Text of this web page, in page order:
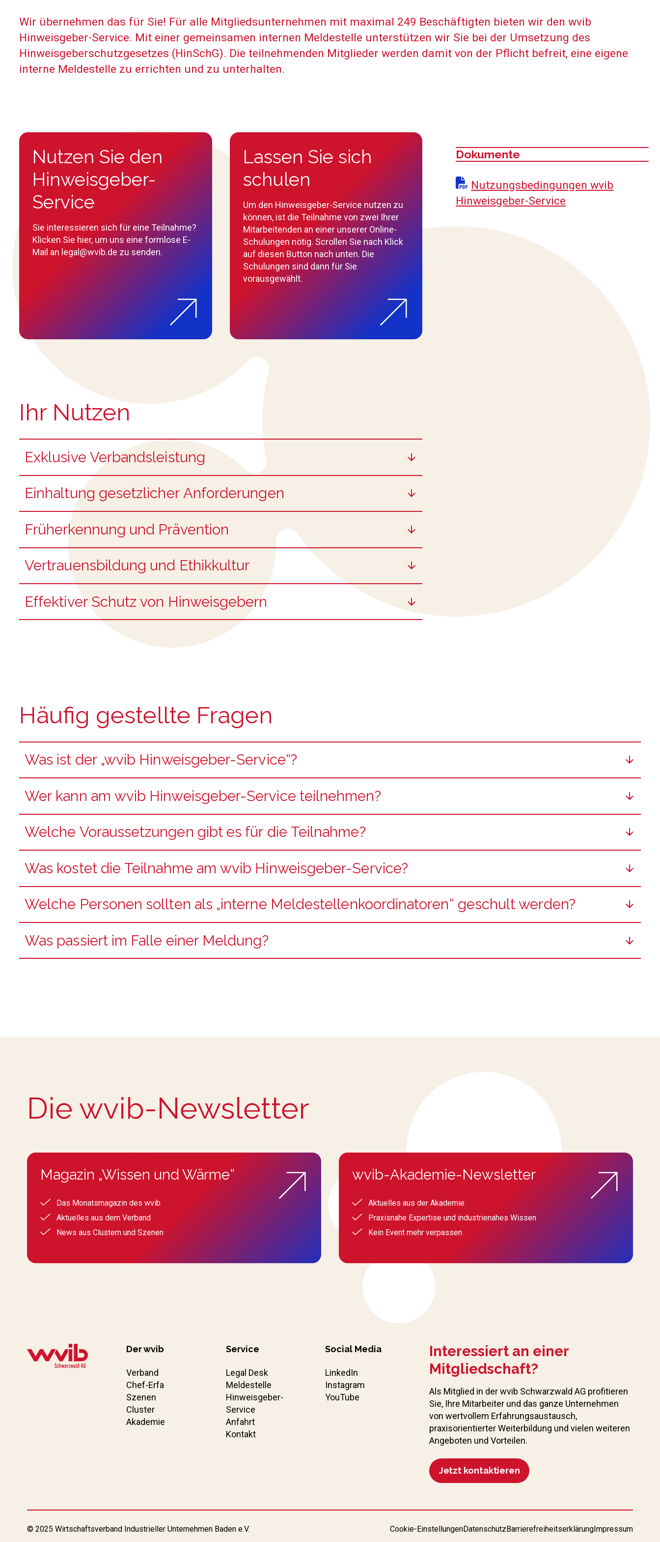
Wir übernehmen das für Sie! Für alle Mitgliedsunternehmen mit maximal 249 Beschäftigten bieten wir den wvib
Hinweisgeber-Service. Mit einer gemeinsamen internen Meldestelle unterstützen wir Sie bei der Umsetzung des
Hinweisgeberschutzgesetzes (HinSchG). Die teilnehmenden Mitglieder werden damit von der Pflicht befreit, eine eigene
interne Meldestelle zu errichten und zu unterhalten.
Nutzen Sie den
Hinweisgeber-
Service
Sie interessieren sich für eine Teilnahme?
Klicken Sie hier, um uns eine formlose E-
Mail an legal@wvib.de zu senden.
Lassen Sie sich
schulen
Um den Hinweisgeber-Service nutzen zu
können, ist die Teilnahme von zwei Ihrer
Mitarbeitenden an einer unserer Online-
Schulungen nötig. Scrollen Sie nach Klick
auf diesen Button nach unten. Die
Schulungen sind dann für Sie
vorausgewählt.
Ihr Nutzen
Exklusive Verbandsleistung
Einhaltung gesetzlicher Anforderungen
Früherkennung und Prävention
Vertrauensbildung und Ethikkultur
Effektiver Schutz von Hinweisgebern
Dokumente
:
Nutzungsbedingungen wvib
Hinweisgeber-Service
Häufig gestellte Fragen
Was ist der „wvib Hinweisgeber-Service“?
Wer kann am wvib Hinweisgeber-Service teilnehmen?
Welche Voraussetzungen gibt es für die Teilnahme?
Was kostet die Teilnahme am wvib Hinweisgeber-Service?
Welche Personen sollten als „interne Meldestellenkoordinatoren“ geschult werden?
Was passiert im Falle einer Meldung?
Die wvib-Newsletter
Magazin „Wissen und Wärme“
Das Monatsmagazin des wvib
Aktuelles aus dem Verband
News aus Clustern und Szenen
wvib-Akademie-Newsletter
Aktuelles aus der Akademie
Praxisnahe Expertise und industrienahes Wissen
Kein Event mehr verpassen
Der wvib
Verband
Chef-Erfa
Szenen
Cluster
Akademie
Service
Legal Desk
Meldestelle
Hinweisgeber-
Service
Anfahrt
Kontakt
Social Media
LinkedIn
Instagram
YouTube
Interessiert an einer
Mitgliedschaft?
Als Mitglied in der wvib Schwarzwald AG profitieren
Sie, Ihre Mitarbeiter und das ganze Unternehmen
von wertvollem Erfahrungs­austausch,
praxisorientierter Weiterbildung und vielen weiteren
Angeboten und Vorteilen.
Jetzt kontaktieren
© 2025 Wirtschaftsverband Industrieller Unternehmen Baden e.V. Cookie-EinstellungenDatenschutzBarrierefreiheitserklärungImpressum